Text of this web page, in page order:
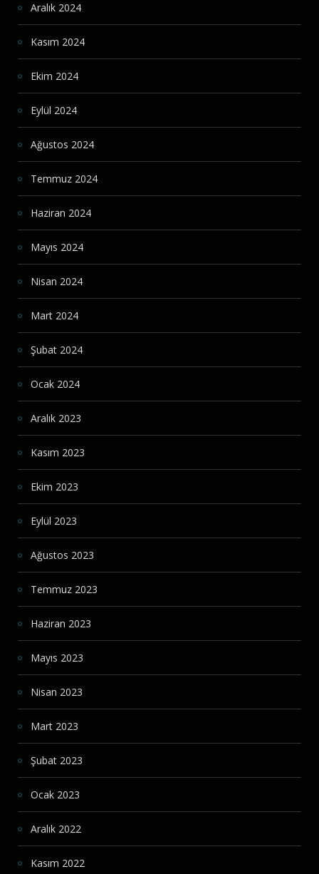
Aralık 2024
Kasım 2024
Ekim 2024
Eylül 2024
Ağustos 2024
Temmuz 2024
Haziran 2024
Mayıs 2024
Nisan 2024
Mart 2024
Şubat 2024
Ocak 2024
Aralık 2023
Kasım 2023
Ekim 2023
Eylül 2023
Ağustos 2023
Temmuz 2023
Haziran 2023
Mayıs 2023
Nisan 2023
Mart 2023
Şubat 2023
Ocak 2023
Aralık 2022
Kasım 2022